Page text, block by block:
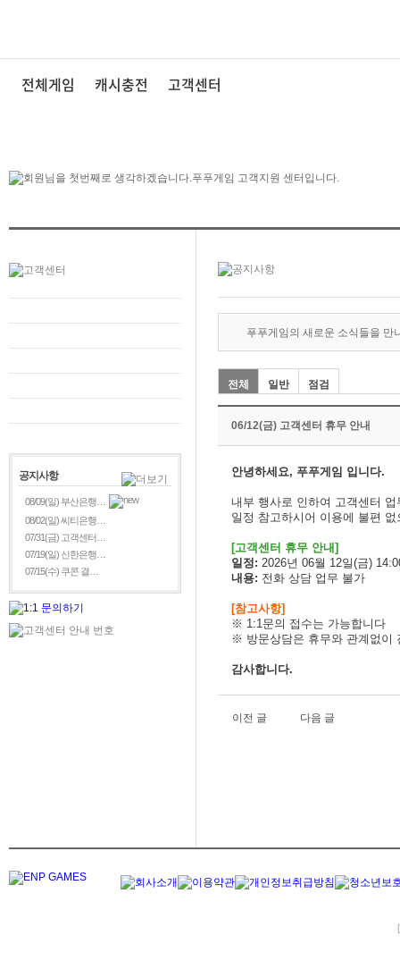
전체게임 캐시충전 고객센터
공지사항
08/09(일) 부산은행…
08/02(일) 씨티은행…
07/31(금) 고객센터…
07/19(일) 신한은행…
07/15(수) 쿠콘 결…
푸푸게임의 새로운 소식들을 만
전체 일반 점검
06/12(금) 고객센터 휴무 안내
안녕하세요, 푸푸게임 입니다.
내부 행사로 인하여 고객센터
일정 참고하시어 이용에 불편
[고객센터 휴무 안내]
일정: 2026년 06월 12일(금)
내용: 전화 상담 업무 불가
[참고사항]
※ 1:1문의 접수는 가능합니다
※ 방문상담은 휴무와 관계없이
감사합니다.
이전 글 다음 글